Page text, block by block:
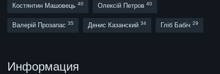
Костянтин Машовець 40 Олексій Петров 40
Валерій Прозапас 35 Денис Казанский 34 Гліб Бабіч 29
Информация